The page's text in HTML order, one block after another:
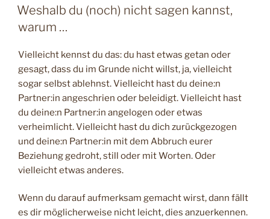
AM
Weshalb du (noch) nicht sagen kannst,
warum …
Vielleicht kennst du das: du hast etwas getan oder
gesagt, dass du im Grunde nicht willst, ja, vielleicht
sogar selbst ablehnst. Vielleicht hast du deine:n
Partner:in angeschrien oder beleidigt. Vielleicht hast
du deine:n Partner:in angelogen oder etwas
verheimlicht. Vielleicht hast du dich zurückgezogen
und deine:n Partner:in mit dem Abbruch eurer
Beziehung gedroht, still oder mit Worten. Oder
vielleicht etwas anderes.
Wenn du darauf aufmerksam gemacht wirst, dann fällt
es dir möglicherweise nicht leicht, dies anzuerkennen.